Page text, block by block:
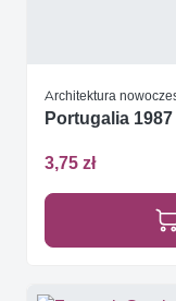
Architektura
Portugalia 1987
3,75 zł